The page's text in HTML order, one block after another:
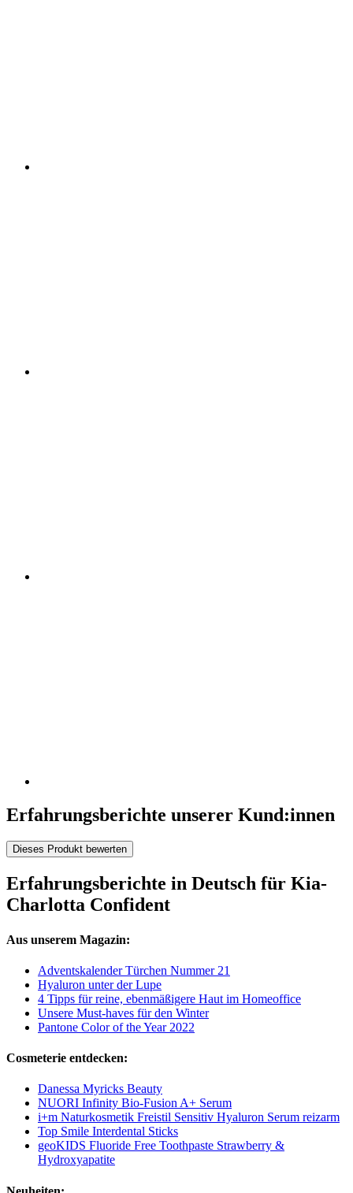
Erfahrungsberichte unserer Kund:innen
Dieses Produkt bewerten
Erfahrungsberichte in Deutsch für Kia-
Charlotta Confident
Aus unserem Magazin:
Adventskalender Türchen Nummer 21
Hyaluron unter der Lupe
4 Tipps für reine, ebenmäßigere Haut im Homeoffice
Unsere Must-haves für den Winter
Pantone Color of the Year 2022
Cosmeterie entdecken:
Danessa Myricks Beauty
NUORI Infinity Bio-Fusion A+ Serum
i+m Naturkosmetik Freistil Sensitiv Hyaluron Serum reizarm
Top Smile Interdental Sticks
geoKIDS Fluoride Free Toothpaste Strawberry &
Hydroxyapatite